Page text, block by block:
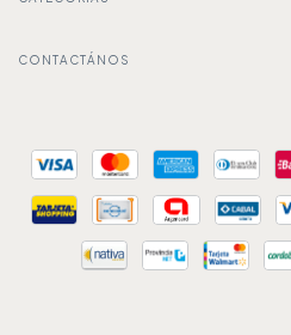
CONTACTÁNOS